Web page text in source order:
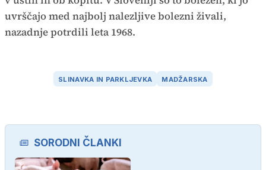
uvrščajo med najbolj nalezljive bolezni živali,
nazadnje potrdili leta 1968.
SLINAVKA IN PARKLJEVKA MADŽARSKA
SORODNI ČLANKI